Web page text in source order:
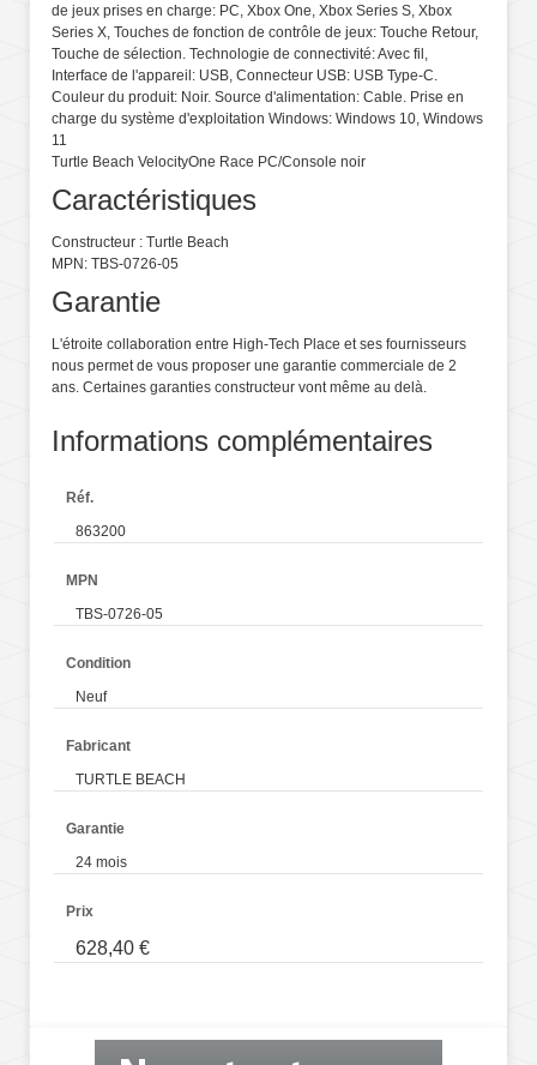
de jeux prises en charge: PC, Xbox One, Xbox Series S, Xbox
Series X, Touches de fonction de contrôle de jeux: Touche Retour,
Touche de sélection. Technologie de connectivité: Avec fil,
Interface de l'appareil: USB, Connecteur USB: USB Type-C.
Couleur du produit: Noir. Source d'alimentation: Cable. Prise en
charge du système d'exploitation Windows: Windows 10, Windows
11
Turtle Beach VelocityOne Race PC/Console noir
Caractéristiques
Constructeur : Turtle Beach
MPN: TBS-0726-05
Garantie
L'étroite collaboration entre High-Tech Place et ses fournisseurs
nous permet de vous proposer une garantie commerciale de 2
ans. Certaines garanties constructeur vont même au delà.
Informations complémentaires
Réf.
863200
MPN
TBS-0726-05
Condition
Neuf
Fabricant
TURTLE BEACH
Garantie
24 mois
Prix
628,40 €